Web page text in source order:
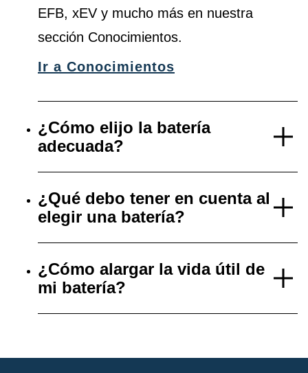
EFB, xEV y mucho más en nuestra
sección Conocimientos.
Ir a Conocimientos
¿Cómo elijo la batería
adecuada?
¿Qué debo tener en cuenta al
elegir una batería?
¿Cómo alargar la vida útil de
mi batería?